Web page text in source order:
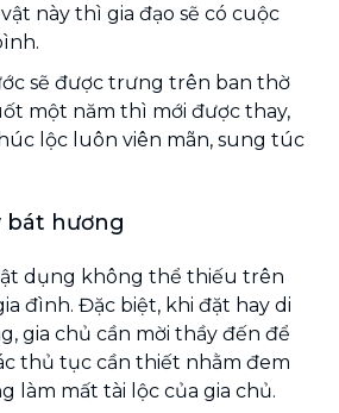
này thì gia đạo sẽ có cuộc
sẽ được trưng trên ban thờ
một năm thì mới được thay,
lộc luôn viên mãn, sung túc
bát hương
dụng không thể thiếu trên
đình. Đặc biệt, khi đặt hay di
gia chủ cần mời thầy đến để
thủ tục cần thiết nhằm đem
làm mất tài lộc của gia chủ.